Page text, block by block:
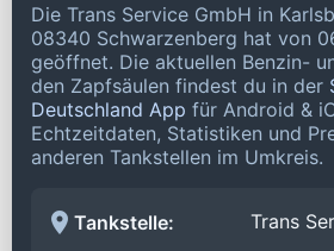
Die Trans Service GmbH in
08340 Schwarzenberg hat von
geöffnet. Die aktuellen Benzin-
den Zapfsäulen findest du in der
Deutschland App für Android &
Echtzeitdaten, Statistiken und
anderen Tankstellen im Umkreis.
Tankstelle: Trans